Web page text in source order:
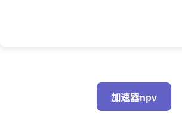
加速器npv